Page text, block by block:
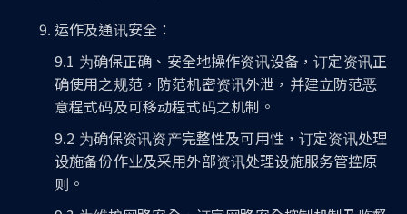
运作及通讯安全：
9.1 为确保正确、安全地操作资讯设备，订定资讯正
确使用之规范，防范机密资讯外泄，并建立防范恶
意程式码及可移动程式码之机制。
9.2 为确保资讯资产完整性及可用性，订定资讯处理
设施备份作业及采用外部资讯处理设施服务管控原
则。